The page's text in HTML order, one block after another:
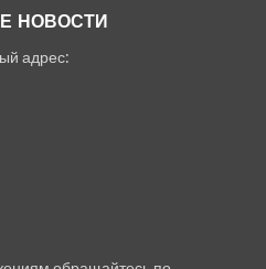
НОВОСТИ
адрес: